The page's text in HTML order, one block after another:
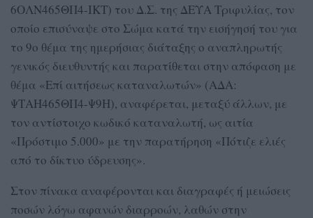
6ΟΛΝ465ΘΠ4-ΙΚΤ) του Δ.Σ. της ΔΕΥΑ Τριφυλίας, τον
οποίο επισύναψε στο Σώμα κατά την εισήγησή του για
το 9ο θέμα της ημερήσιας διάταξης ο αναπληρωτής
γενικός διευθυντής και παρατίθεται στην απόφαση με
θέμα «Επί αιτήσεως καταναλωτών» (ΑΔΑ:
ΨΤΑΗ465ΘΠ4-Ψ9Η), αναφέρεται, μεταξύ άλλων, με
τον αντίστοιχο κωδικό καταναλωτή, ως αιτία
«Πρόστιμο 5.000» με την παρατήρηση «Πότιζε ελιές
από το δίκτυο ύδρευσης».
Στον πίνακα αναφέρονται και διαγραφές ή μειώσεις
ποσών λόγω αφανών διαρροών, λαθών στην